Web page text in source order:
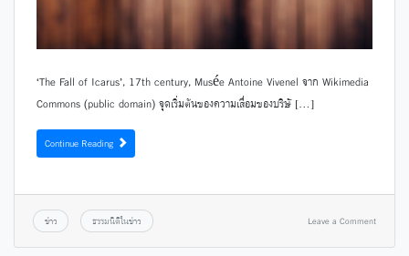
‘The Fall of Icarus’, 17th century, Musée Antoine Vivenel จาก Wikimedia
Commons (public domain) จุดเริ่มต้นของความเสื่อมของบริษั […]
Continue Reading
ข่าว ธรรมนิติในข่าว Leave a Comment